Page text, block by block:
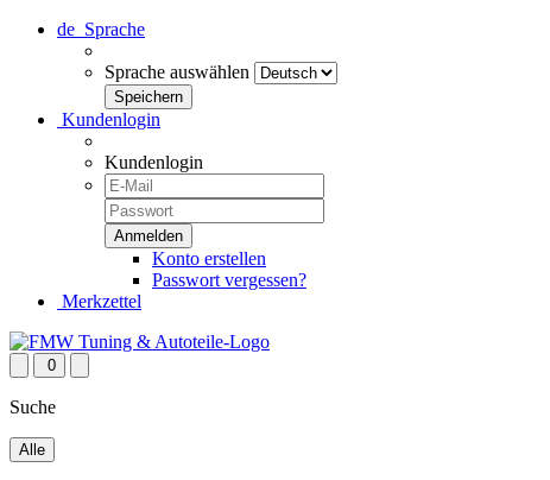
de Sprache
Sprache auswählen
Kundenlogin
Kundenlogin
Konto erstellen
Passwort vergessen?
Merkzettel
0
Suche
Alle